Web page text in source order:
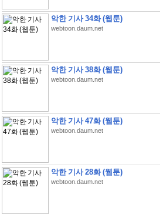
악한 기사 34화 (웹툰)
webtoon.daum.net
악한 기사 38화 (웹툰)
webtoon.daum.net
악한 기사 47화 (웹툰)
webtoon.daum.net
악한 기사 28화 (웹툰)
webtoon.daum.net